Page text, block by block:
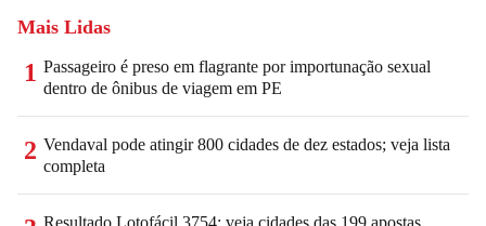
Mais Lidas
1 Passageiro é preso em flagrante por importunação sexual
dentro de ônibus de viagem em PE
2 Vendaval pode atingir 800 cidades de dez estados; veja lista
completa
Resultado Lotofácil 3754: veja cidades das 199 apostas